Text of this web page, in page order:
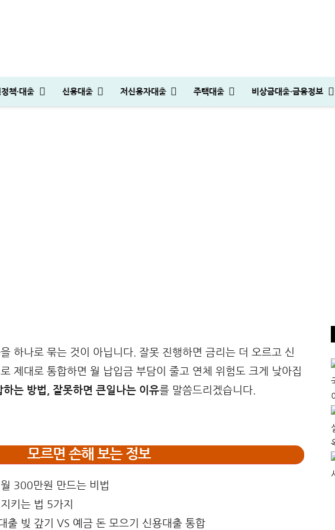
책·대출 신용대출 저신용자대출 주택대출 비상금대출·금융정보
하나로 묶는 것이 아닙니다. 잘못 진행하면 금리는 더 오르고 신
제대로 통합하면 월 납입금 부담이 줄고 연체 위험도 크게 낮아집
하는 방법, 잘못하면 큰일나는 이유를 말씀드리겠습니다.
모르면 손해 보는 정보